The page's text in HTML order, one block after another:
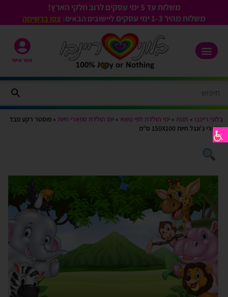
משלוח עד 5 ימי עסקים לרוב חלקי הארץ!
משלוח מהיר 1-3
ימי עסקים ליישובים הבאים: צפו ברשימה
אזור אישי
בלוני ריינבו » חנות » ימי הולדת לפי נושא » יום הולדת ספארי חיות » פוסטר רקע מבד
ספארי ג'ונגל חיות 150X100 ס"מ